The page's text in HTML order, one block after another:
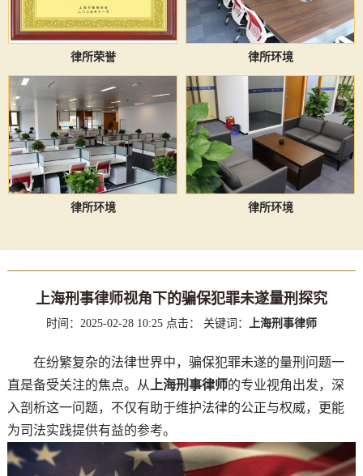
律所荣誉 律所环境
律所环境 律所环境
上海刑事律师视角下的骗保犯罪未遂量刑探究
时间：2025-02-28 10:25 点击： 关键词： 上海刑事律师
在纷繁复杂的法律世界中，骗保犯罪未遂的量刑问题一
直是备受关注的焦点。从 上海刑事律师的专业视角出发，深
入剖析这一问题，不仅有助于维护法律的公正与权威，更能
为司法实践提供有益的参考。